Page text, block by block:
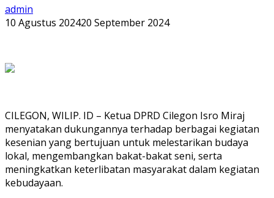
admin
10 Agustus 202420 September 2024
CILEGON, WILIP. ID – Ketua DPRD Cilegon Isro Miraj
menyatakan dukungannya terhadap berbagai kegiatan
kesenian yang bertujuan untuk melestarikan budaya
lokal, mengembangkan bakat-bakat seni, serta
meningkatkan keterlibatan masyarakat dalam kegiatan
kebudayaan.